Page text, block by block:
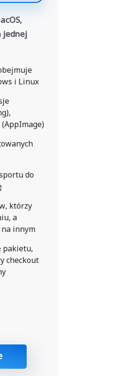
jednej
i Linux
do
którzy
a
innym
pakietu,
checkout